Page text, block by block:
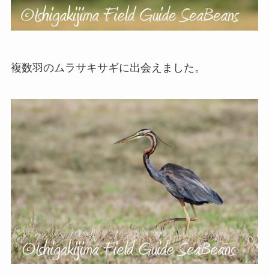
複数羽のムラサキサギに出会えました。